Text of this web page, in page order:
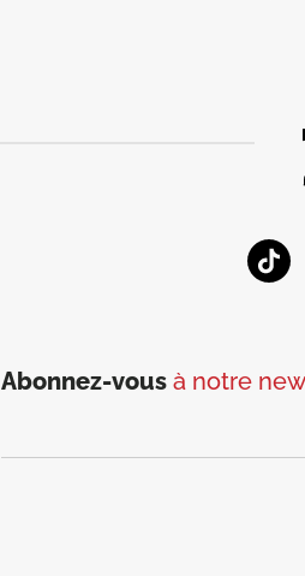
Abonnez-vous à notre